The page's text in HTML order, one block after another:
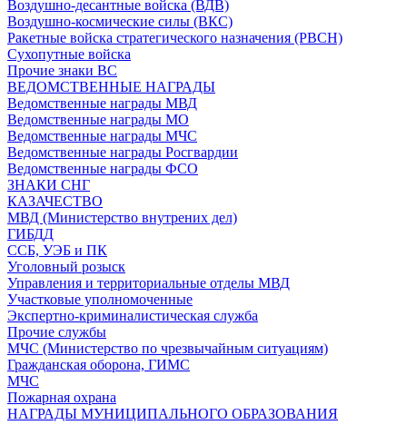
Воздушно-десантные войска (ВДВ)
Воздушно-космические силы (ВКС)
Ракетные войска стратегического назначения (РВСН)
Сухопутные войска
Прочие знаки ВС
ВЕДОМСТВЕННЫЕ НАГРАДЫ
Ведомственные награды МВД
Ведомственные награды МО
Ведомственные награды МЧС
Ведомственные награды Росгвардии
Ведомственные награды ФСО
ЗНАКИ СНГ
КАЗАЧЕСТВО
МВД (Министерство внутрених дел)
ГИБДД
ССБ, УЭБ и ПК
Уголовный розыск
Управления и территориальные отделы МВД
Участковые уполномоченные
Экспертно-криминалистическая служба
Прочие службы
МЧС (Министерство по чрезвычайным ситуациям)
Гражданская оборона, ГИМС
МЧС
Пожарная охрана
НАГРАДЫ МУНИЦИПАЛЬНОГО ОБРАЗОВАНИЯ